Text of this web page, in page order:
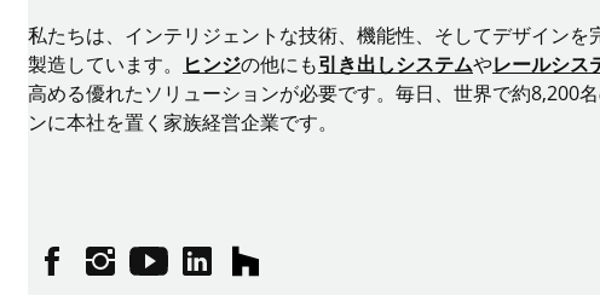
私たちは、インテリジェントな技術、機能性、そしてデザイン
製造しています。
ヒンジの他にも引き出しシステムやレールシス
高める優れたソリューションが必要です。毎日、世界で約8,200
ンに本社を置く家族経営企業です。
FacebookInstagram
YouTubelinkedinhouzz